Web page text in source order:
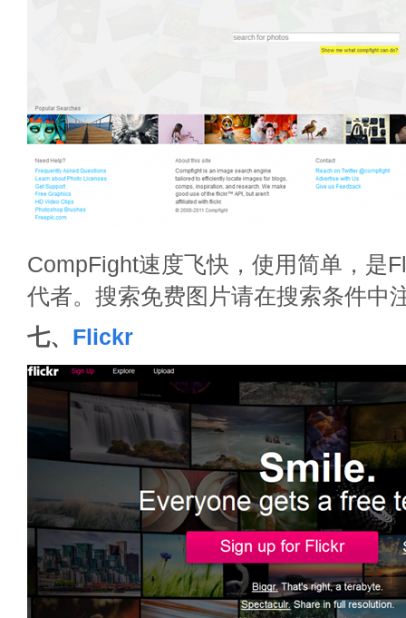
CompFight速度飞快，使用简单，是
代者。搜索免费图片请在搜索条件中
七、 Flickr